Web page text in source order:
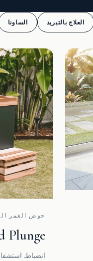
الساونا العلاج بالتبريد
حوض الغمر
Plunge
انضباط.